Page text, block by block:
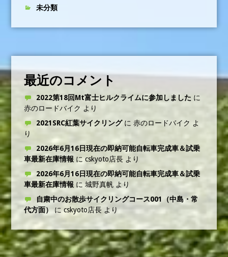
未分類
最近のコメント
2022第18回Mt富士ヒルクライムに参加しました に
赤のロードバイク より
2021SRC紅葉サイクリングに 赤のロードバイク よ
り
2026年6月16日現在の即納可能自転車完成車＆試乗
車最新在庫情報 に cskyoto店長より
2026年6月16日現在の即納可能自転車完成車＆試乗
車最新在庫情報 に 城野真帆より
自粛中のお散歩サイクリングコース001（中島・常
代方面）に cskyoto店長より